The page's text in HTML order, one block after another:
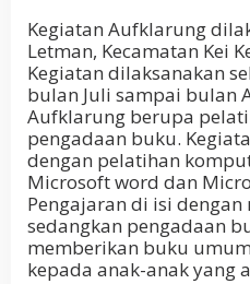
Kegiatan Aufklarung
Letman, Kecamatan Kei
Kegiatan dilaksanakan
bulan Juli sampai bulan
Aufklarung berupa
pengadaan buku.
dengan pelatihan
Microsoft word dan
Pengajaran di isi
sedangkan pengadaan
memberikan buku
kepada anak-anak yang